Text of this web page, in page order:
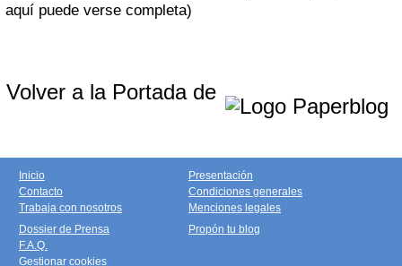
aquí puede verse completa)
Volver a la Portada de
Inicio
Contacto
Trabaja con nosotros
Presentación
Condiciones generales
Menciones legales
Dossier de Prensa
F.A.Q.
Gestionar cookies
Propón tu blog